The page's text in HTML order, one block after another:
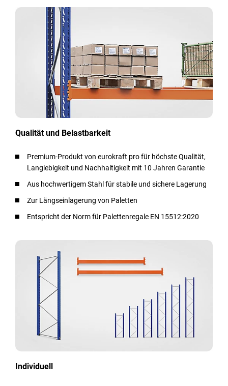
Qualität und Belastbarkeit
Premium-Produkt von eurokraft pro für höchste Qualität,
Langlebigkeit und Nachhaltigkeit mit 10 Jahren Garantie
Aus hochwertigem Stahl für stabile und sichere Lagerung
Zur Längseinlagerung von Paletten
Entspricht der Norm für Palettenregale EN 15512:2020
Individuell